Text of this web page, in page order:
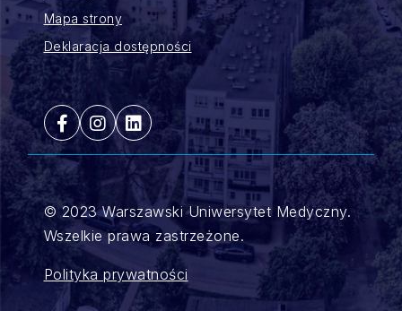
Mapa strony
Deklaracja dostępności
© 2023 Warszawski Uniwersytet Medyczny.
Wszelkie prawa zastrzeżone.
Polityka prywatności